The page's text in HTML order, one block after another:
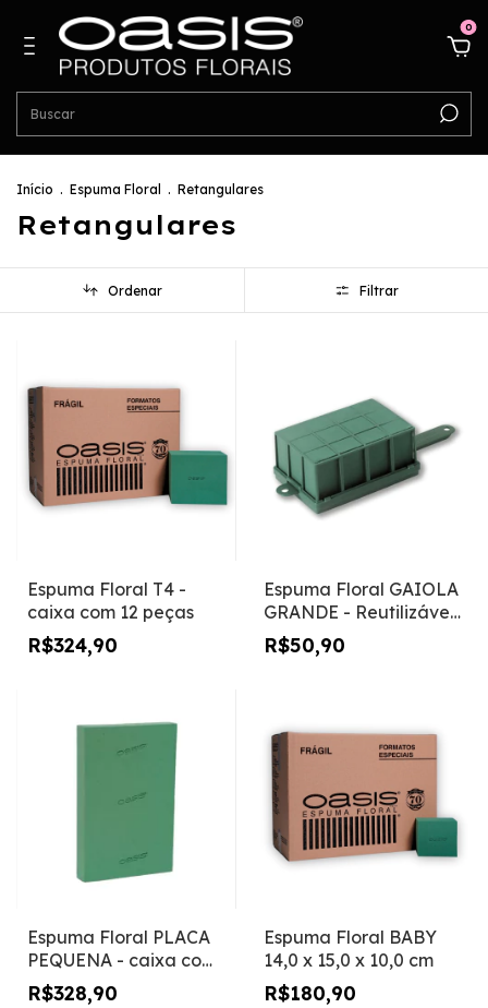
0
Início . Espuma Floral . Retangulares
Retangulares
Ordenar Filtrar
Espuma Floral T4 -
caixa com 12 peças
R$324,90
Espuma Floral GAIOLA
GRANDE - Reutilizável
EM PEÇA
R$50,90
Espuma Floral PLACA
PEQUENA - caixa com
8 PEÇAS
R$328,90
Espuma Floral BABY
14,0 x 15,0 x 10,0 cm
R$180,90